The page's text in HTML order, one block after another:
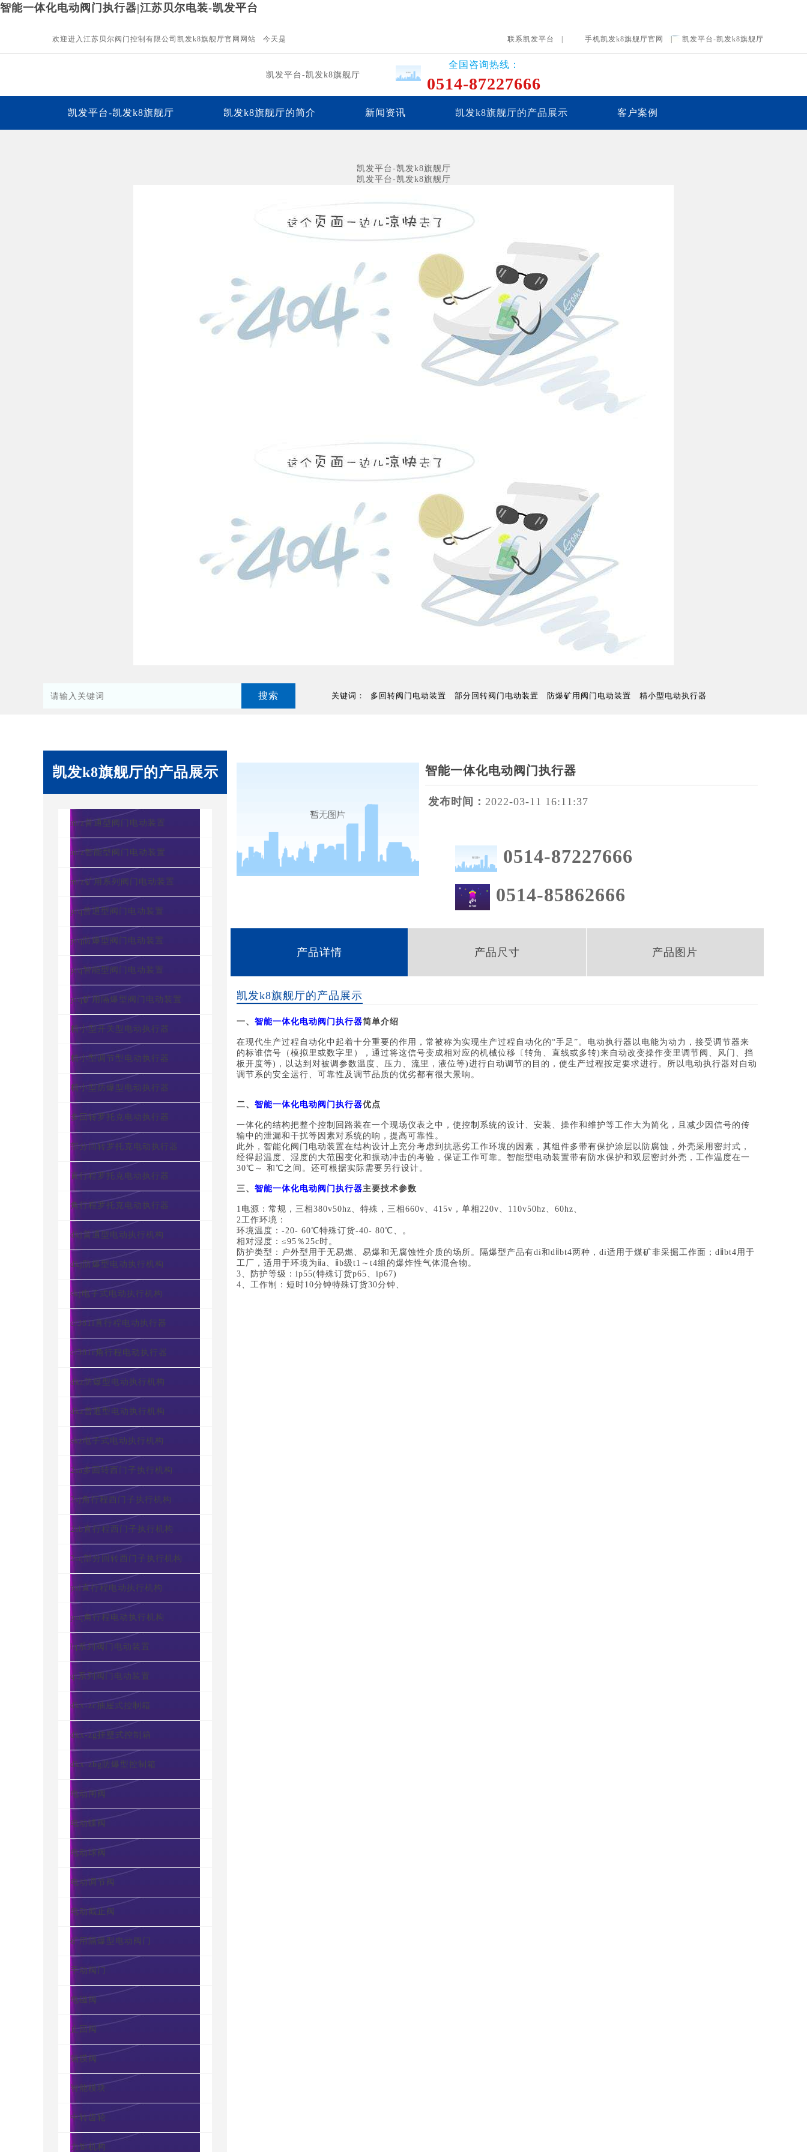
智能一体化电动阀门执行器|江苏贝尔电装-凯发平台
欢迎进入江苏贝尔阀门控制有限公司凯发k8旗舰厅官网网站 今天是 联系凯发平台 | 手机凯发k8旗舰厅官网 | 凯发平台-凯发k8旗舰厅
凯发平台-凯发k8旗舰厅
全国咨询热线：
0514-87227666
凯发平台-凯发k8旗舰厅 凯发k8旗舰厅的简介 新闻资讯 凯发k8旗舰厅的产品展示 客户案例
凯发平台-凯发k8旗舰厅
凯发平台-凯发k8旗舰厅
关键词： 多回转阀门电动装置 部分回转阀门电动装置 防爆矿用阀门电动装置 精小型电动执行器
凯发k8旗舰厅的产品展示
m/z普通型阀门电动装置
m/z智能型阀门电动装置
m/z矿用系列阀门电动装置
p/q普通型阀门电动装置
p/q防爆型阀门电动装置
p/q智能型阀门电动装置
p/q矿用隔爆型阀门电动装置
精小型开关型电动执行器
精小型调节型电动执行器
精小型防爆型电动执行器
多回转罗托克电动执行器
部分回转罗托克电动执行器
直行程罗托克电动执行器
角行程罗托克电动执行器
dkj普通型电动执行机构
dkj防爆型电动执行机构
skj电子式电动执行机构
c/381l直行程电动执行器
c/381r角行程电动执行器
dkz防爆型电动执行机构
dkz普通型电动执行机构
skz电子式电动执行机构
2sa多回转西门子执行机构
2sj角行程西门子执行机构
2sb直行程西门子执行机构
2sq部分回转西门子执行机构
psl直行程电动执行机构
psq角行程电动执行机构
lq系列阀门电动装置
qt系列阀门电动装置
dkx-zc抽屉式控制箱
dkx-zg挂壁式控制箱
dkx-zbg防爆型控制箱
电动闸阀
电动蝶阀
电动球阀
电动调节阀
电动截止阀
矿用隔爆型电动阀门
手动阀门
电磁阀
止回阀
隔膜阀
智能模块
中转齿轮
力矩机构
智能一体化电动阀门执行器
发布时间： 2022-03-11 16:11:37
0514-87227666
0514-85862666
产品详情 产品尺寸 产品图片
凯发k8旗舰厅的产品展示
一、 智能一体化电动阀门执行器简单介绍
在现代生产过程自动化中起着十分重要的作用，常被称为实现生产过程自动化的“手足”。电动执行器以电能为动力，接受调节器来
的标谁信号（模拟里或数字里），通过将这信号变成相对应的机械位移〔转角、直线或多转)来自动改变操作变里调节阀、风门、挡
板开度等)，以达到对被调参数温度、压力、流里，液位等)进行自动调节的目的，使生产过程按定要求进行。所以电动执行器对自动
调节系的安全运行、可靠性及调节品质的优劣都有很大景响。
二、 智能一体化电动阀门执行器优点
一体化的结构把整个控制回路装在一个现场仪表之中，使控制系统的设计、安装、操作和维护等工作大为简化，且减少因信号的传
输中的泄漏和干扰等因素对系统的响，提高可靠性。
此外，智能化阀门电动装置在结构设计上充分考虑到抗恶劣工作环境的因素，其组件多带有保护涂层以防腐蚀，外壳采用密封式，
经得起温度、湿度的大范围变化和振动冲击的考验，保证工作可靠。智能型电动装置带有防水保护和双层密封外壳，工作温度在一
30℃～ 和℃之间。还可根据实际需要另行设计。
三、 智能一体化电动阀门执行器主要技术参数
1电源：常规，三相380v50hz、特殊，三相660v、415v，单相220v、110v50hz、60hz、
2工作环境：
环境温度：-20- 60℃特殊订货-40- 80℃、。
相对湿度：≤95％25c时。
防护类型：户外型用于无易燃、易爆和无腐蚀性介质的场所。隔爆型产品有di和dⅱbt4两种，di适用于煤矿非采掘工作面；dⅱbt4用于
工厂，适用于环境为ⅱa、ⅱb级t1～t4组的爆炸性气体混合物。
3、防护等级：ip55(特殊订货p65、ip67)
4、工作制：短时10分钟特殊订货30分钟、